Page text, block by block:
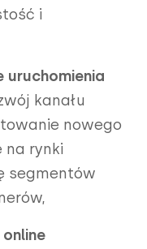
i
uruchomienia
kanału
nowego
na rynki
segmentów